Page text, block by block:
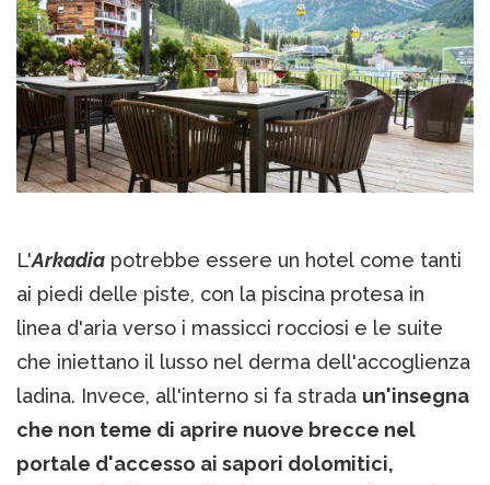
L'Arkadia potrebbe essere un hotel come tanti
ai piedi delle piste, con la piscina protesa in
linea d'aria verso i massicci rocciosi e le suite
che iniettano il lusso nel derma dell'accoglienza
ladina. Invece, all'interno si fa strada un'insegna
che non teme di aprire nuove brecce nel
portale d'accesso ai sapori dolomitici,